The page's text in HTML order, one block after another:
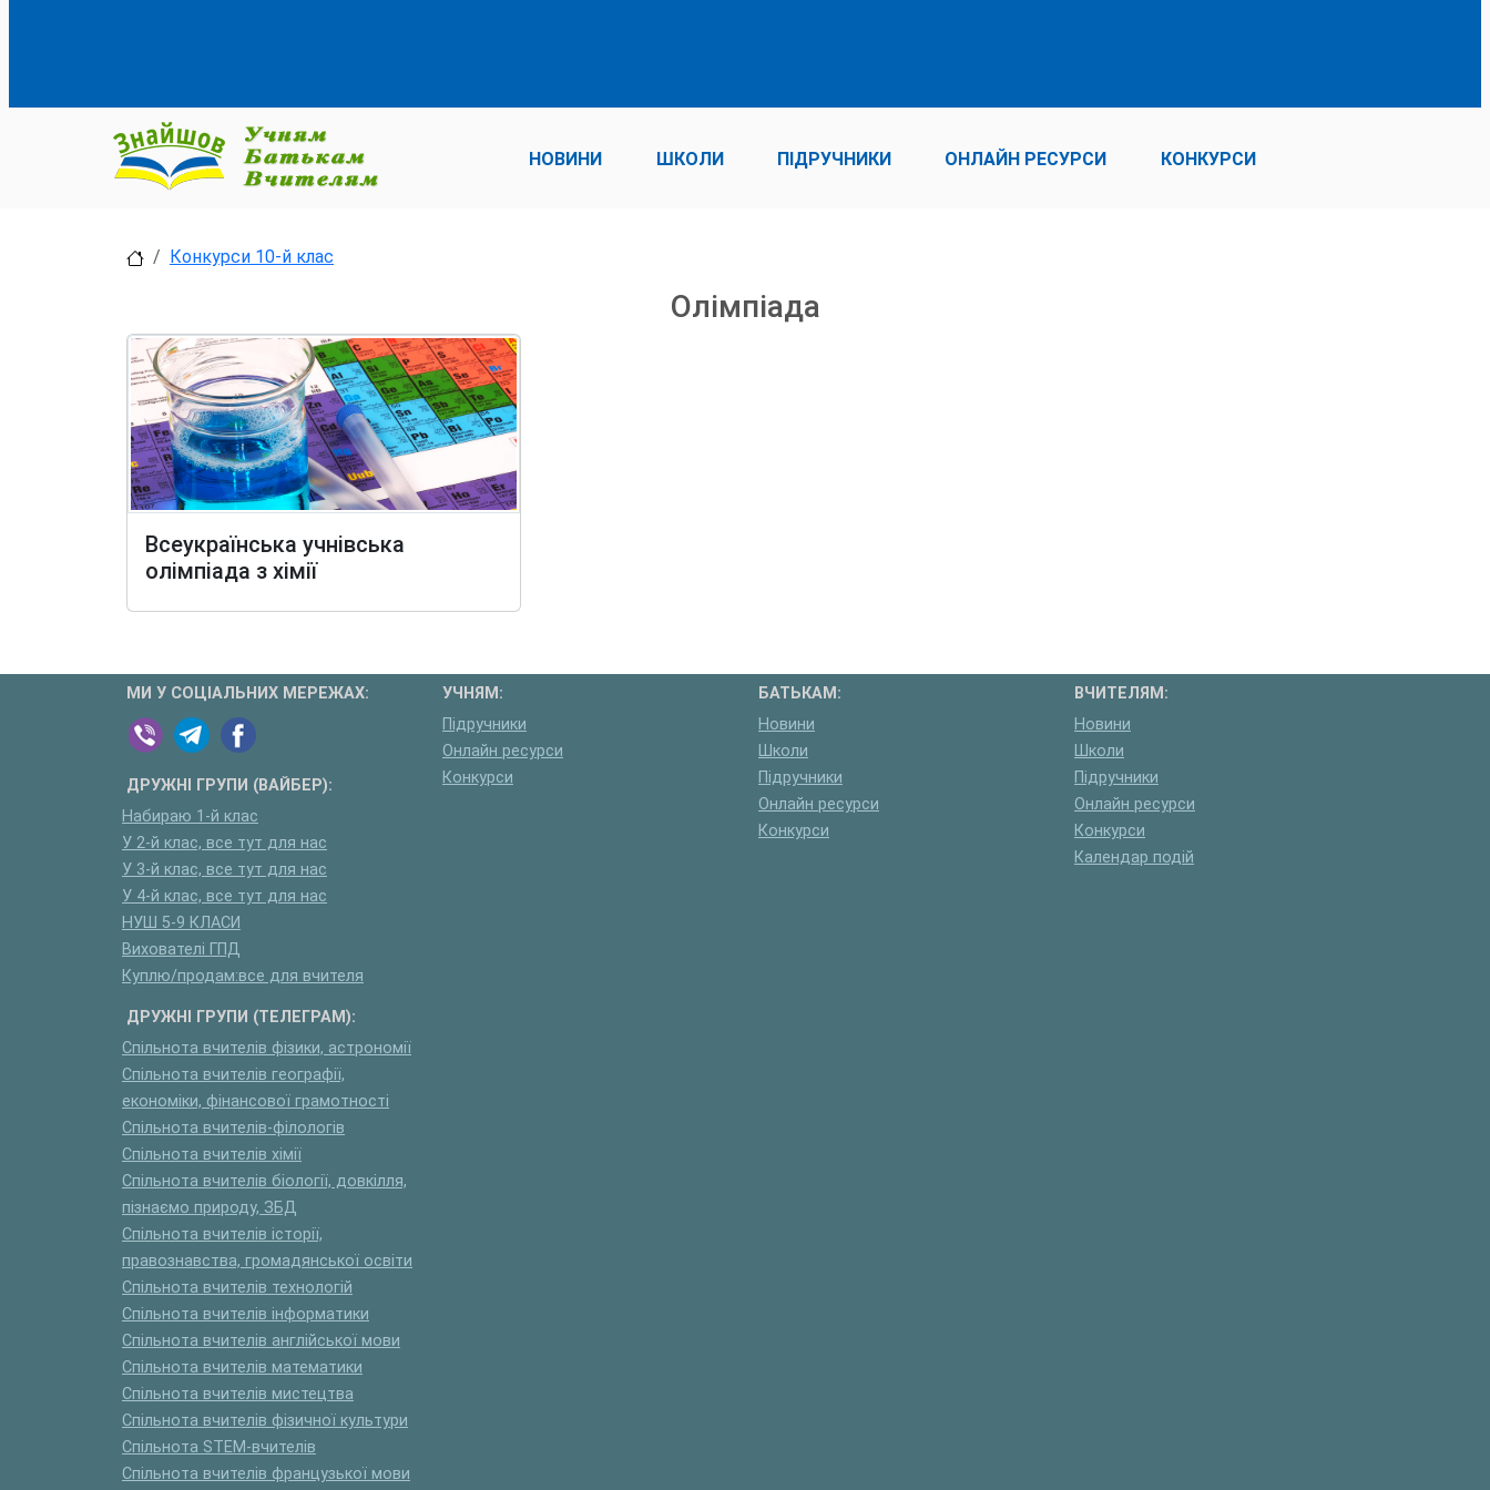
НОВИНИ ШКОЛИ ПІДРУЧНИКИ ОНЛАЙН РЕСУРСИ КОНКУРСИ
Конкурси 10-й клас
Олімпіада
Всеукраїнська учнівська
олімпіада з хімії
МИ У СОЦІАЛЬНИХ МЕРЕЖАХ:
ДРУЖНІ ГРУПИ (ВАЙБЕР):
Набираю 1-й клас
У 2-й клас, все тут для нас
У 3-й клас, все тут для нас
У 4-й клас, все тут для нас
НУШ 5-9 КЛАСИ
Вихователі ГПД
Куплю/продам:все для вчителя
ДРУЖНІ ГРУПИ (ТЕЛЕГРАМ):
Спільнота вчителів фізики, астрономії
Спільнота вчителів географії,
економіки, фінансової грамотності
Спільнота вчителів-філологів
Спільнота вчителів хімії
Спільнота вчителів біології, довкілля,
пізнаємо природу, ЗБД
Спільнота вчителів історії,
правознавства, громадянської освіти
Спільнота вчителів технологій
Спільнота вчителів інформатики
Спільнота вчителів англійської мови
Спільнота вчителів математики
Спільнота вчителів мистецтва
Спільнота вчителів фізичної культури
Спільнота STEM-вчителів
Спільнота вчителів французької мови
УЧНЯМ:
Підручники
Онлайн ресурси
Конкурси
БАТЬКАМ:
Новини
Школи
Підручники
Онлайн ресурси
Конкурси
ВЧИТЕЛЯМ:
Новини
Школи
Підручники
Онлайн ресурси
Конкурси
Календар подій